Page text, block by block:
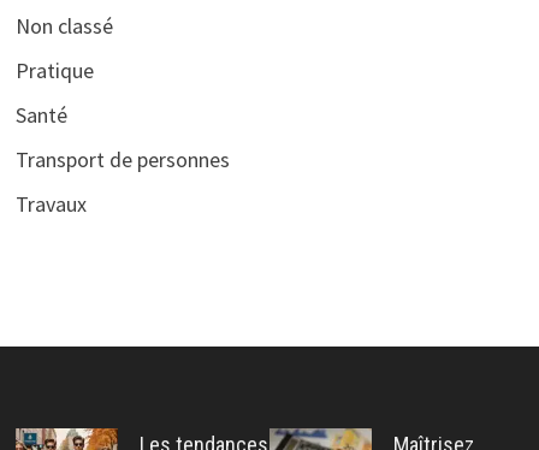
Non classé
Pratique
Santé
Transport de personnes
Travaux
Les tendances Maîtrisez